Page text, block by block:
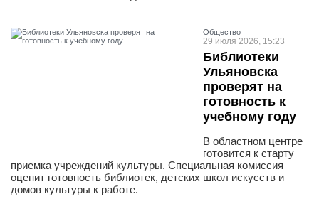
Общество
29 июля 2026, 15:23
Библиотеки
Ульяновска
проверят на
готовность к
учебному году
В областном центре
готовится к старту
приемка учреждений культуры. Специальная комиссия
оценит готовность библиотек, детских школ искусств и
домов культуры к работе.